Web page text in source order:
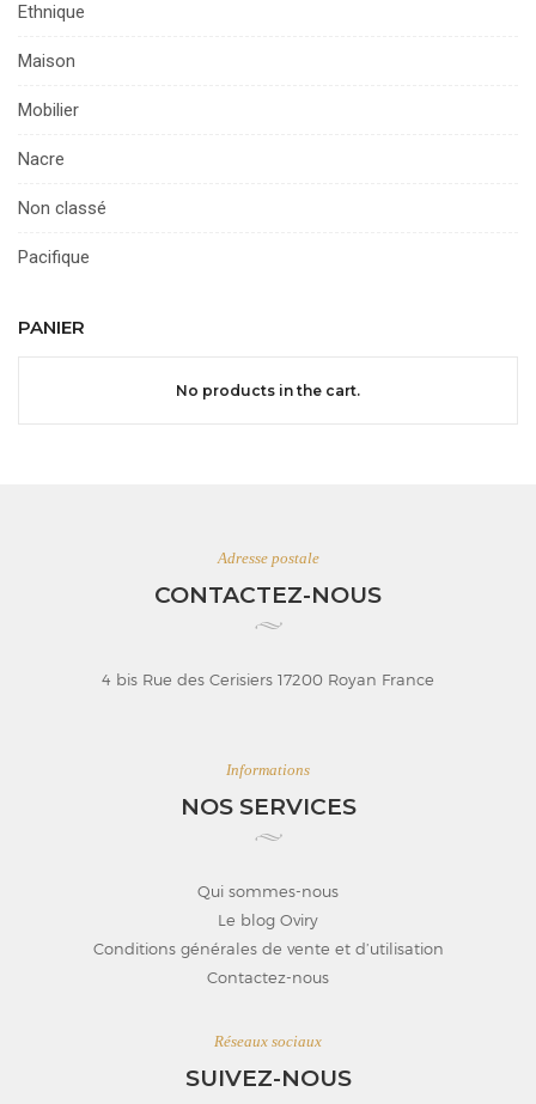
Ethnique
Maison
Mobilier
Nacre
Non classé
Pacifique
PANIER
No products in the cart.
Adresse postale
CONTACTEZ-NOUS
4 bis Rue des Cerisiers 17200 Royan France
Informations
NOS SERVICES
Qui sommes-nous
Le blog Oviry
Conditions générales de vente et d’utilisation
Contactez-nous
Réseaux sociaux
SUIVEZ-NOUS